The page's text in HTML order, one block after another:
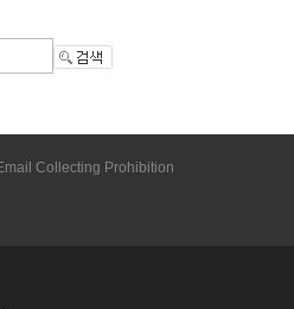
Collecting Prohibition